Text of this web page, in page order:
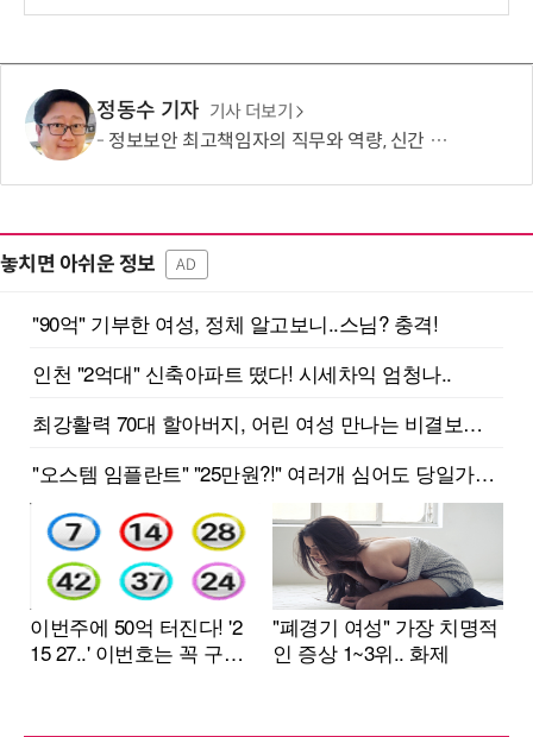
보
정동수 기자 기사 더보기
정보보안 최고책임자의 직무와 역량, 신간 출간
놓치면 아쉬운 정보 AD